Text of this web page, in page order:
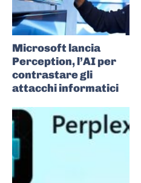
Microsoft lancia
Perception, l’AI per
contrastare gli
attacchi informatici